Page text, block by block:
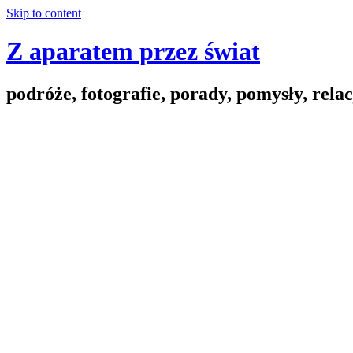
Skip to content
Z aparatem przez świat
podróże, fotografie, porady, pomysły,